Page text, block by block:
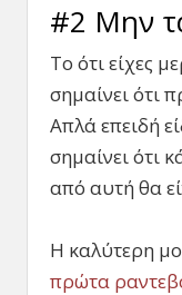
#2 Μην
Το ότι είχες
σημαίνει ότι
Απλά επειδή
σημαίνει ότι
από αυτή θα
Η καλύτερη
πρώτα